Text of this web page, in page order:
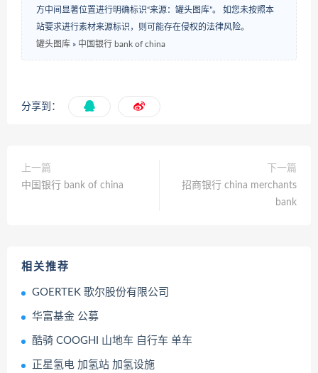
方中间显著位置进行明确标识“来源：罐头图库”。 如您未按照本
站要求进行素材来源标识，则可能存在侵权的法律风险。
罐头图库 » 中国银行 bank of china
分享到：
上一篇
中国银行 bank of china
下一篇
招商银行 china merchants
bank
相关推荐
GOERTEK 歌尔股份有限公司
华富基金 公募
酷骑 COOGHI 山地车 自行车 单车
正星氢电 加氢站 加氢设施